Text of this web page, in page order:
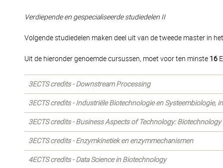
Verdiepende en gespecialiseerde studiedelen II
Volgende studiedelen maken deel uit van de tweede master in
Uit de hieronder genoemde cursussen, moet voor ten minste 16
3ECTS credits - Downstream Processing
3ECTS credits - Industriële Biotechnologie en Systeembiologie,
3ECTS credits - Business Aspects of Technology: Biotechnology
3ECTS credits - Enzymkinetiek en enzymmechanismen
4ECTS credits - Data Science in Biotechnology